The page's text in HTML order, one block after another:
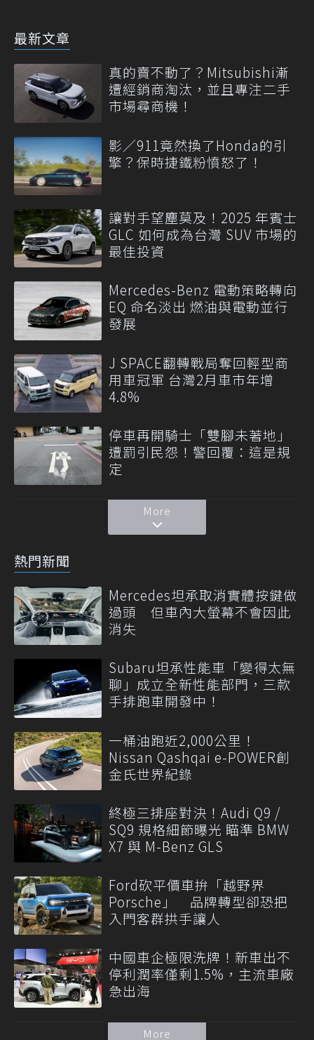
最新文章
真的賣不動了？Mitsubishi漸
遭經銷商淘汰，並且專注二手
市場尋商機！
影／911竟然換了Honda的引
擎？保時捷鐵粉憤怒了！
讓對手望塵莫及！2025 年賓士
GLC 如何成為台灣 SUV 市場的
最佳投資
Mercedes-Benz 電動策略轉向
EQ 命名淡出 燃油與電動並行
發展
J SPACE翻轉戰局奪回輕型商
用車冠軍 台灣2月車市年增
4.8%
停車再開騎士「雙腳未著地」
遭罰引民怨！警回覆：這是規
定
More
熱門新聞
Mercedes坦承取消實體按鍵做
過頭 但車內大螢幕不會因此
消失
Subaru坦承性能車「變得太無
聊」成立全新性能部門，三款
手排跑車開發中！
一桶油跑近2,000公里！
Nissan Qashqai e-POWER創
金氏世界紀錄
終極三排座對決！Audi Q9 /
SQ9 規格細節曝光 瞄準 BMW
X7 與 M-Benz GLS
Ford砍平價車拚「越野界
Porsche」 品牌轉型卻恐把
入門客群拱手讓人
中國車企極限洗牌！新車出不
停利潤率僅剩1.5%，主流車廠
急出海
More